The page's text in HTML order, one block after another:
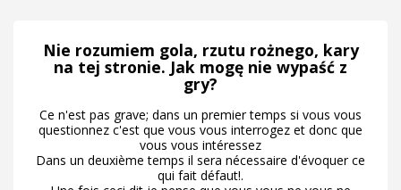
Nie rozumiem gola, rzutu rożnego, kary
na tej stronie. Jak mogę nie wypaść z
gry?
Ce n'est pas grave; dans un premier temps si vous vous
questionnez c'est que vous vous interrogez et donc que
vous vous intéressez
Dans un deuxième temps il sera nécessaire d'évoquer ce
qui fait défaut!.